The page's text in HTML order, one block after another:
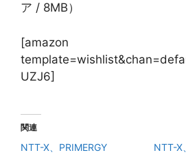
ア / 8MB）
[amazon
UZJ6]
関連
NTT-X、PRIMERGY
NTT-X